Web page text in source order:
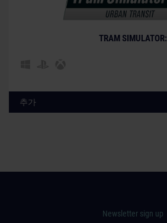
© [Translate to Korean:]
TRAM SIMULATOR:
추가
Newsletter sign up